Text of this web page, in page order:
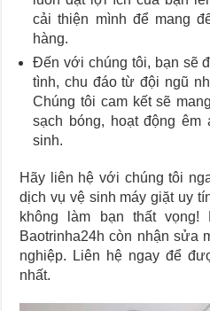
cải thiện mình để mang
hàng.
Đến với chúng tôi, bạn sẽ
tình, chu đáo từ đội ngũ
Chúng tôi cam kết sẽ
sạch bóng, hoạt động
sinh.
Hãy liên hệ với chúng tôi
dịch vụ vệ sinh máy giặt uy
không làm bạn thất vọng!
Baotrinha24h còn nhận sửa
nghiệp. Liên hệ ngay để
nhất.